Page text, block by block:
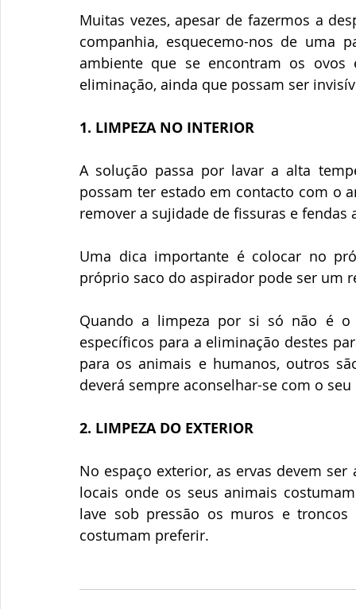
Muitas vezes, apesar de fazermos a
companhia, esquecemo-nos de uma
ambiente que se encontram os
eliminação, ainda que possam ser
1. LIMPEZA NO INTERIOR
A solução passa por lavar a alta
possam ter estado em contacto com o
remover a sujidade de fissuras e fendas
Uma dica importante é colocar no
próprio saco do aspirador pode ser um
Quando a limpeza por si só não é o
específicos para a eliminação destes
para os animais e humanos, outros
deverá sempre aconselhar-se com o
2. LIMPEZA DO EXTERIOR
No espaço exterior, as ervas devem
locais onde os seus animais
lave sob pressão os muros e
costumam preferir.